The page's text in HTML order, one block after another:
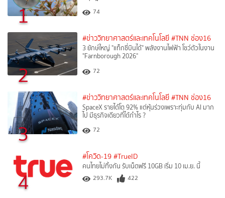
1 74
2
#ข่าววิทยาศาสตร์และเทคโนโลยี #TNN ช่อง16
3 ยักษ์ใหญ่ "แท็กซี่บินได้" พลังงานไฟฟ้า โชว์ตัวในงาน
"Farnborough 2026"
72
3
#ข่าววิทยาศาสตร์และเทคโนโลยี #TNN ช่อง16
SpaceX รายได้โต 92% แต่หุ้นร่วงเพราะทุ่มกับ AI มาก
ไป มีธุรกิจเดียวที่ได้กำไร ?
72
4
#โควิด-19 #TrueID
คนไทยไม่ทิ้งกัน รับเน็ตฟรี 10GB เริ่ม 10 เม.ย. นี้
293.7K 422